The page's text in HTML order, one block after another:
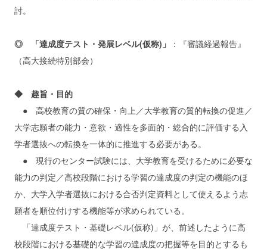
討。
◎ 「達成度テスト・発展レベル(仮称)」
：『審議経過報告』
（高大接続特別部会）
◆ 趣旨・目的
● 高校教育の質の確保・向上／大学教育の質的転換の促進／
大学志願者の能力・意欲・適性を多面的・総合的に評価する入
学者選抜への転換を一体的に推進する必要がある。
● 現行のセンター試験には、大学教育を受けるために必要な
能力の判定／高校段階における学習の達成度の判定の機能のほ
か、大学入学者選抜における合否判定資料として使えるよう志
願者を順位付けする機能等が求められている。
「達成度テスト・基礎レベル(仮称)」が、前述したように高
校段階における基礎的な学習の達成度の把握等を目的とするも